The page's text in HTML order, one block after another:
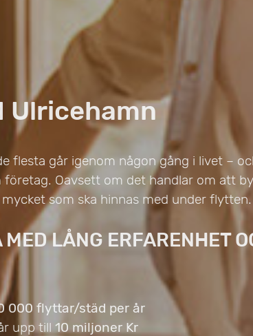
flesta går igenom någon gång i livet –
företag. Oavsett om det handlar om att
som ska hinnas med under flytten.
LÅNG ERFARENHET
000 flyttar/städ per år
upp till 10 miljoner Kr